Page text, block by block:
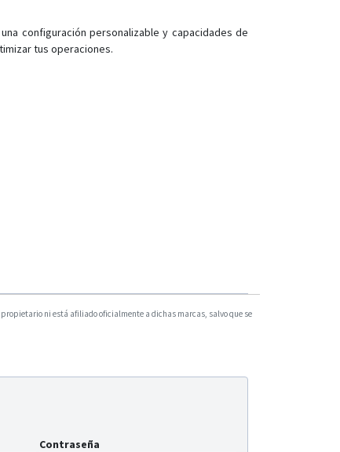
configuración personalizable y capacidades de
tus operaciones.
ni está afiliado oficialmente a dichas marcas, salvo que se
Contraseña